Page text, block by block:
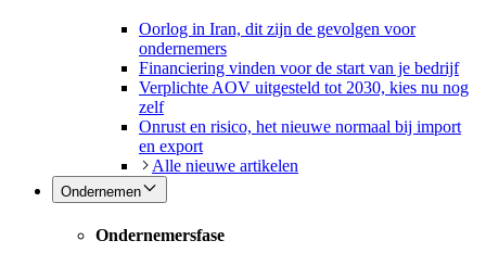
Oorlog in Iran, dit zijn de gevolgen voor
ondernemers
Financiering vinden voor de start van je bedrijf
Verplichte AOV uitgesteld tot 2030, kies nu nog
zelf
Onrust en risico, het nieuwe normaal bij import
en export
Alle nieuwe artikelen
Ondernemen
Ondernemersfase